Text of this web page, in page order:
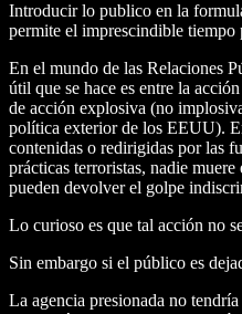
Introducir lo publico en la
permite el imprescindible tiempo
En el mundo de las Relaciones
útil que se hace es entre la
de acción explosiva (no
política exterior de los EEUU).
contenidas o redirigidas por las
prácticas terroristas, nadie
pueden devolver el golpe
Lo curioso es que tal acción no
Sin embargo si el público es
La agencia presionada no